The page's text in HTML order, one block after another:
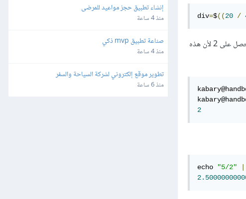
div=$((20 /
فستحصل على 2 لأن هذه
2
echo "5/2"
إنشاء تطبيق حجز مواعيد للمرضى
منذ 4 ساعة
صناعة تطبيق mvp ذكي
منذ 4 ساعة
تطوير موقع إلكتروني لشركة السياحة والسفر
منذ 6 ساعة